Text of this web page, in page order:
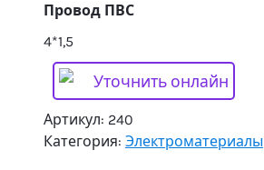
Провод ПВС
4*1,5
Уточнить онлайн
Артикул: 240
Категория: Электроматериалы